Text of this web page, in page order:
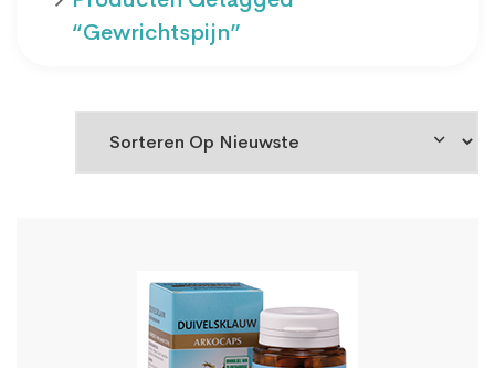
“gewrichtspijn”